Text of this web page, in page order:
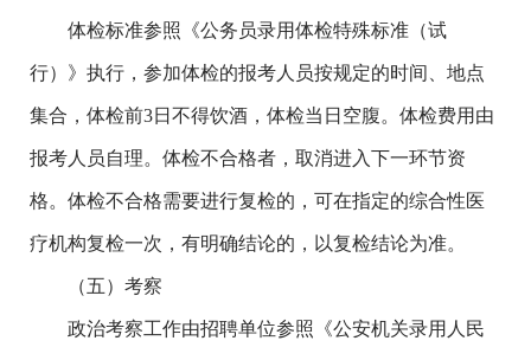
体检标准参照《公务员录用体检特殊标准（试
行）》执行，参加体检的报考人员按规定的时间、地点
集合，体检前3日不得饮酒，体检当日空腹。体检费用由
报考人员自理。体检不合格者，取消进入下一环节资
格。体检不合格需要进行复检的，可在指定的综合性医
疗机构复检一次，有明确结论的，以复检结论为准。
（五）考察
政治考察工作由招聘单位参照《公安机关录用人民